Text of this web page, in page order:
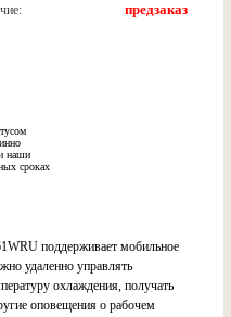
предзаказ
наши
сроках
поддерживает мобильное
удаленно управлять
охлаждения, получать
оповещения о рабочем